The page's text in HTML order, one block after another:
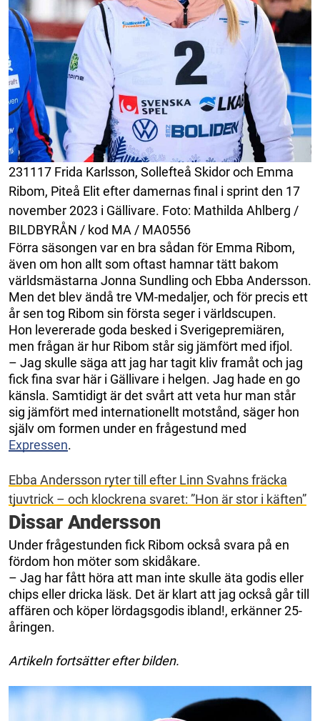
231117 Frida Karlsson, Sollefteå Skidor och Emma
Ribom, Piteå Elit efter damernas final i sprint den 17
november 2023 i Gällivare. Foto: Mathilda Ahlberg /
BILDBYRÅN / kod MA / MA0556
Förra säsongen var en bra sådan för Emma Ribom,
även om hon allt som oftast hamnar tätt bakom
världsmästarna Jonna Sundling och Ebba Andersson.
Men det blev ändå tre VM-medaljer, och för precis ett
år sen tog Ribom sin första seger i världscupen.
Hon levererade goda besked i Sverigepremiären,
men frågan är hur Ribom står sig jämfört med ifjol.
– Jag skulle säga att jag har tagit kliv framåt och jag
fick fina svar här i Gällivare i helgen. Jag hade en go
känsla. Samtidigt är det svårt att veta hur man står
sig jämfört med internationellt motstånd, säger hon
själv om formen under en frågestund med
Expressen.
Ebba Andersson ryter till efter Linn Svahns fräcka
tjuvtrick – och klockrena svaret: ”Hon är stor i käften”
Dissar Andersson
Under frågestunden fick Ribom också svara på en
fördom hon möter som skidåkare.
– Jag har fått höra att man inte skulle äta godis eller
chips eller dricka läsk. Det är klart att jag också går till
affären och köper lördagsgodis ibland!, erkänner 25-
åringen.
Artikeln fortsätter efter bilden.